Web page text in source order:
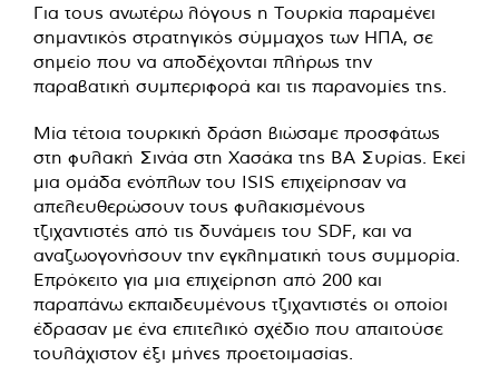
Για τους ανωτέρω λόγους η Τουρκία παραμένει
σημαντικός στρατηγικός σύμμαχος των ΗΠΑ, σε
σημείο που να αποδέχονται πλήρως την
παραβατική συμπεριφορά και τις παρανομίες της.
Μία τέτοια τουρκική δράση βιώσαμε προσφάτως
στη φυλακή Σινάα στη Χασάκα της ΒΑ Συρίας. Εκεί
μια ομάδα ενόπλων του ISIS επιχείρησαν να
απελευθερώσουν τους φυλακισμένους
τζιχαντιστές από τις δυνάμεις του SDF, και να
αναζωογονήσουν την εγκληματική τους συμμορία.
Επρόκειτο για μια επιχείρηση από 200 και
παραπάνω εκπαιδευμένους τζιχαντιστές οι οποίοι
έδρασαν με ένα επιτελικό σχέδιο που απαιτούσε
τουλάχιστον έξι μήνες προετοιμασίας.